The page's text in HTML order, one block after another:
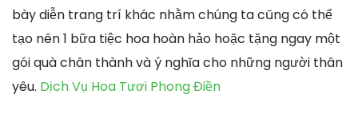
bày diễn trang trí khác nhằm chúng ta cũng có thể
tạo nên 1 bữa tiệc hoa hoàn hảo hoặc tặng ngay một
gói quà chân thành và ý nghĩa cho những người thân
yêu. Dịch Vụ Hoa Tươi Phong Điền